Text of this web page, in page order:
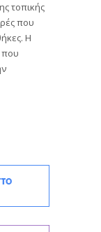
τοπικής
που
Η
που